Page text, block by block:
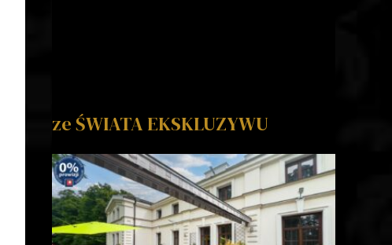
ze ŚWIATA EKSKLUZYWU